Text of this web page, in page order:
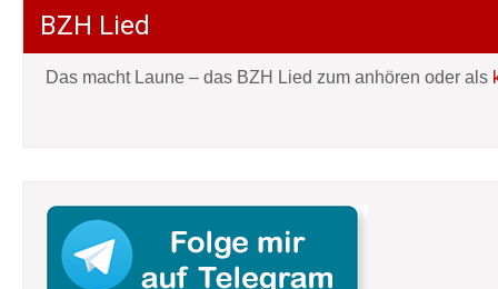
BZH Lied
Das macht Laune – das BZH Lied zum anhören oder als